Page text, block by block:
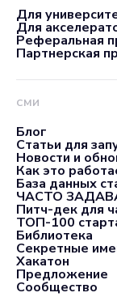
Для
Для
Реферальная
Партнерская
СМИ
Блог
Статьи для
Новости и
Как это
База данных
ЧАСТО
Питч-дек для
ТОП-100
Библиотека
Секретные
Хакатон
Предложение
Сообщество